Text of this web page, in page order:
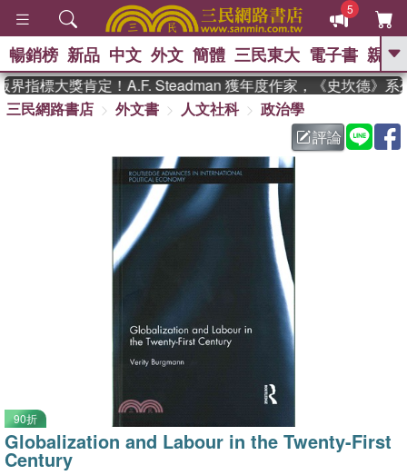
5
GO
熱搜： 東野圭吾 、 高希均教授回憶錄
父親節 、 如果歷
暑期推薦 、 國際布克
獎 臺灣漫遊錄 、 方念華
登輝時代
數學女孩：黎曼猜想
偉大的迷走神經
暢銷榜 新品 中文 外文 簡體 三民東大 電子書 親子
指標大獎肯定！A.F. Steadman 獲年度作家，《史坎德》系
三民網路書店
外文書 人文社科
政治學
評論
90折
Globalization and Labour in the Twenty-First
Century